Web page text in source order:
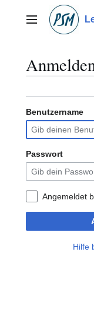
springenHauptmenü
Benutzername
Passwort
Angemeldet
Hilfe